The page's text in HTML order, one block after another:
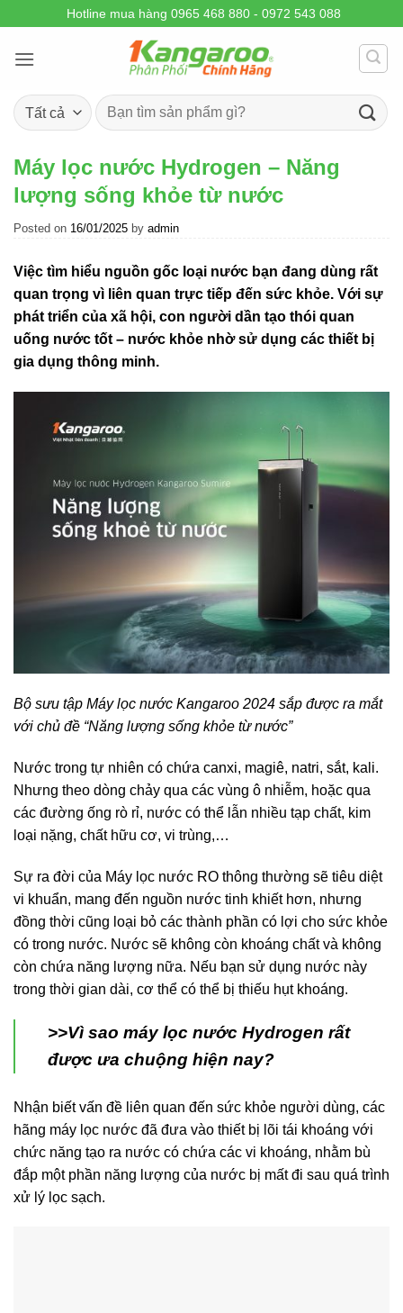
content
Hotline mua hàng 0965 468 880 - 0972 543 088
Tìm
kiếm:
Máy lọc nước Hydrogen – Năng
lượng sống khỏe từ nước
Posted on 16/01/2025 by admin
Việc tìm hiểu nguồn gốc loại nước bạn đang dùng rất
quan trọng vì liên quan trực tiếp đến sức khỏe. Với sự
phát triển của xã hội, con người dần tạo thói quan
uống nước tốt – nước khỏe nhờ sử dụng các thiết bị
gia dụng thông minh.
Bộ sưu tập Máy lọc nước Kangaroo 2024 sắp được ra mắt
với chủ đề “Năng lượng sống khỏe từ nước”
Nước trong tự nhiên có chứa canxi, magiê, natri, sắt, kali.
Nhưng theo dòng chảy qua các vùng ô nhiễm, hoặc qua
các đường ống rò rỉ, nước có thể lẫn nhiều tạp chất, kim
loại nặng, chất hữu cơ, vi trùng,…
Sự ra đời của Máy lọc nước RO thông thường sẽ tiêu diệt
vi khuẩn, mang đến nguồn nước tinh khiết hơn, nhưng
đồng thời cũng loại bỏ các thành phần có lợi cho sức khỏe
có trong nước. Nước sẽ không còn khoáng chất và không
còn chứa năng lượng nữa. Nếu bạn sử dụng nước này
trong thời gian dài, cơ thể có thể bị thiếu hụt khoáng.
>>Vì sao máy lọc nước Hydrogen rất
được ưa chuộng hiện nay?
Nhận biết vấn đề liên quan đến sức khỏe người dùng, các
hãng máy lọc nước đã đưa vào thiết bị lõi tái khoáng với
chức năng tạo ra nước có chứa các vi khoáng, nhằm bù
đắp một phần năng lượng của nước bị mất đi sau quá trình
xử lý lọc sạch.